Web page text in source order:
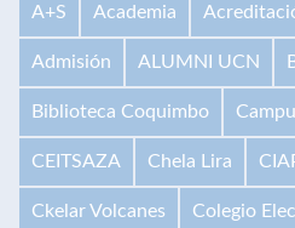
A+S Academia
Admisión ALUMNI UCN
Biblioteca Coquimbo
CEITSAZA Chela Lira
Ckelar Volcanes Colegio